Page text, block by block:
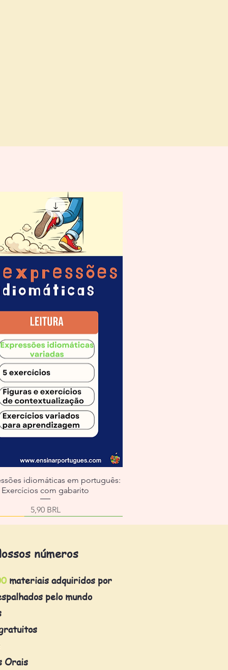
idiomáticas em português:
Exercícios com gabarito
Precio
5,90 BRL
números
materiais adquiridos por
pelo mundo
Orais